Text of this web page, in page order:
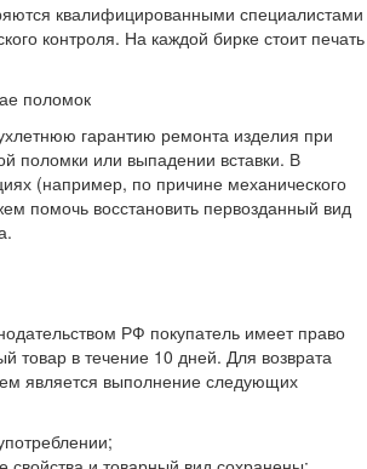
квалифицированными специалистами
контроля. На каждой бирке стоит печать
поломок
гарантию ремонта изделия при
поломки или выпадении вставки. В
(например, по причине механического
помочь восстановить первозданный вид
РФ покупатель имеет право
товар в течение 10 дней. Для возврата
является выполнение следующих